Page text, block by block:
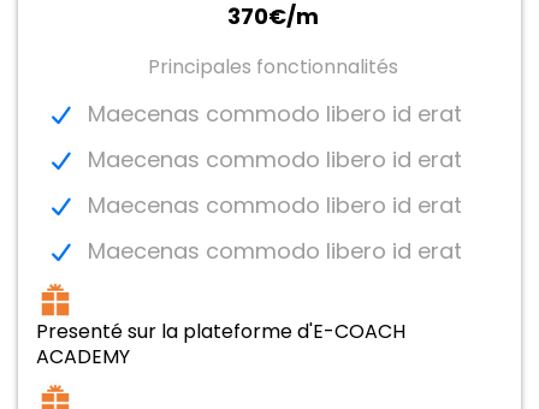
370€/m
Principales fonctionnalités
Maecenas commodo libero id erat
Maecenas commodo libero id erat
Maecenas commodo libero id erat
Maecenas commodo libero id erat
Presenté sur la plateforme d'E-COACH
ACADEMY